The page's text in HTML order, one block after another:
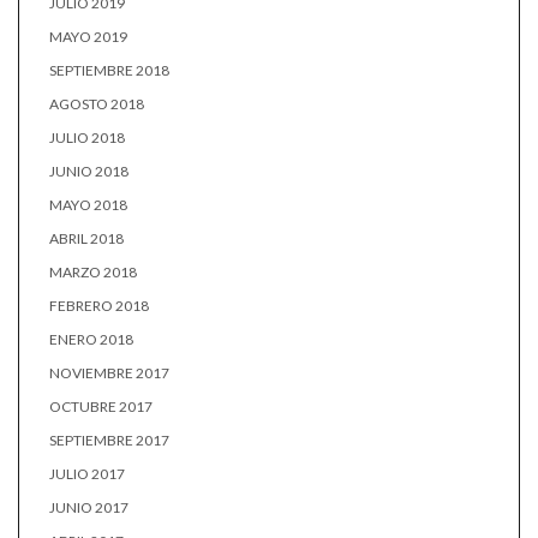
MAYO 2019
SEPTIEMBRE 2018
AGOSTO 2018
JULIO 2018
JUNIO 2018
MAYO 2018
ABRIL 2018
MARZO 2018
FEBRERO 2018
ENERO 2018
NOVIEMBRE 2017
OCTUBRE 2017
SEPTIEMBRE 2017
JULIO 2017
JUNIO 2017